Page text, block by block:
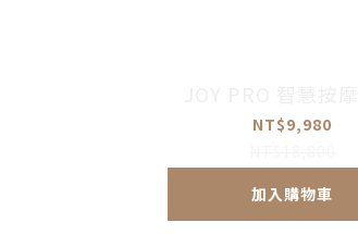
NT$9,980
加入購物車